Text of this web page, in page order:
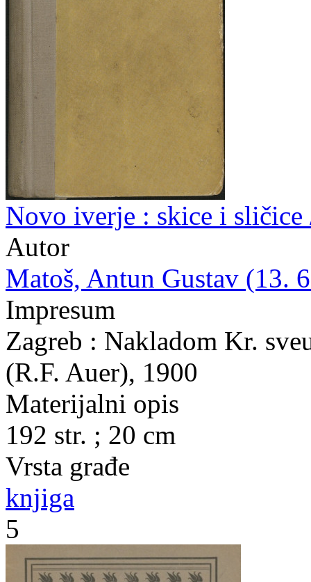
Novo iverje : skice i
Autor
Matoš, Antun Gustav (13.
Impresum
Zagreb : Nakladom Kr.
(R.F. Auer), 1900
Materijalni opis
192 str. ; 20 cm
Vrsta građe
knjiga
5